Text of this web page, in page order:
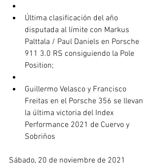
Última clasificación del año
disputada al límite con Markus
Palttala / Paul Daniels en Porsche
911 3.0 RS consiguiendo la Pole
Position;
Guillermo Velasco y Francisco
Freitas en el Porsche 356 se llevan
la última victoria del Index
Performance 2021 de Cuervo y
Sobriños
Sábado, 20 de noviembre de 2021